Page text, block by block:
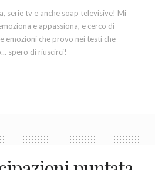
serie tv e anche soap televisive! Mi
e appassiona, e cerco di
emozioni che provo nei testi che
spero di riuscirci!